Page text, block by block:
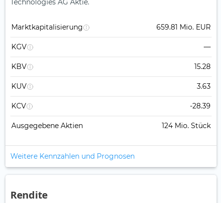
Technologies AG Aktie.
Marktkapitalisierung 659.81 Mio. EUR
KGV —
KBV 15.28
KUV 3.63
KCV -28.39
Ausgegebene Aktien 124 Mio. Stück
Weitere Kennzahlen und Prognosen
Rendite